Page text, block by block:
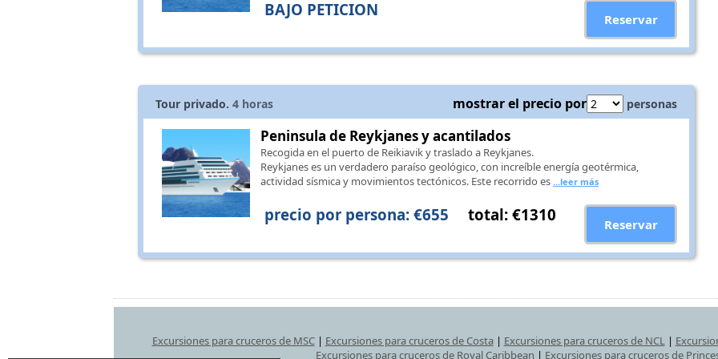
BAJO PETICION Reservar
Tour privado. 4 horas mostrar el precio por personas
Peninsula de Reykjanes y acantilados
Recogida en el puerto de Reikiavik y traslado a Reykjanes.
Reykjanes es un verdadero paraíso geológico, con increíble energía geotérmica,
actividad sísmica y movimientos tectónicos. Este recorrido es ...leer más
precio por persona: €655 total: €1310 Reservar
Excursiones para cruceros de MSC| Excursiones para cruceros de Costa| Excursiones para cruceros de NCL|
Excursiones para cruceros de Royal Caribbean | Excursiones para cruceros de